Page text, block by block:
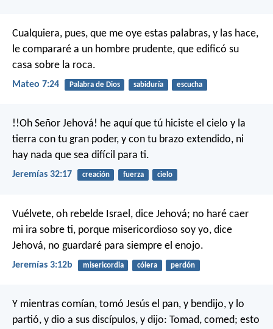
Cualquiera, pues, que me oye estas palabras, y las hace,
le compararé a un hombre prudente, que edificó su
casa sobre la roca.
Mateo 7:24 Palabra de Dios sabiduría escucha
!!Oh Señor Jehová! he aquí que tú hiciste el cielo y la
tierra con tu gran poder, y con tu brazo extendido, ni
hay nada que sea difícil para ti.
Jeremías 32:17 creación fuerza cielo
Vuélvete, oh rebelde Israel, dice Jehová; no haré caer
mi ira sobre ti, porque misericordioso soy yo, dice
Jehová, no guardaré para siempre el enojo.
Jeremías 3:12b misericordia cólera perdón
Y mientras comían, tomó Jesús el pan, y bendijo, y lo
partió, y dio a sus discípulos, y dijo: Tomad, comed; esto